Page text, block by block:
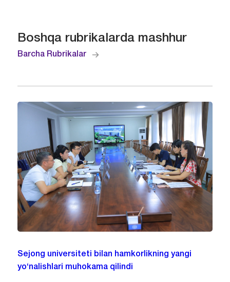
Boshqa rubrikalarda mashhur
Barcha Rubrikalar
Sejong universiteti bilan hamkorlikning yangi
yo‘nalishlari muhokama qilindi